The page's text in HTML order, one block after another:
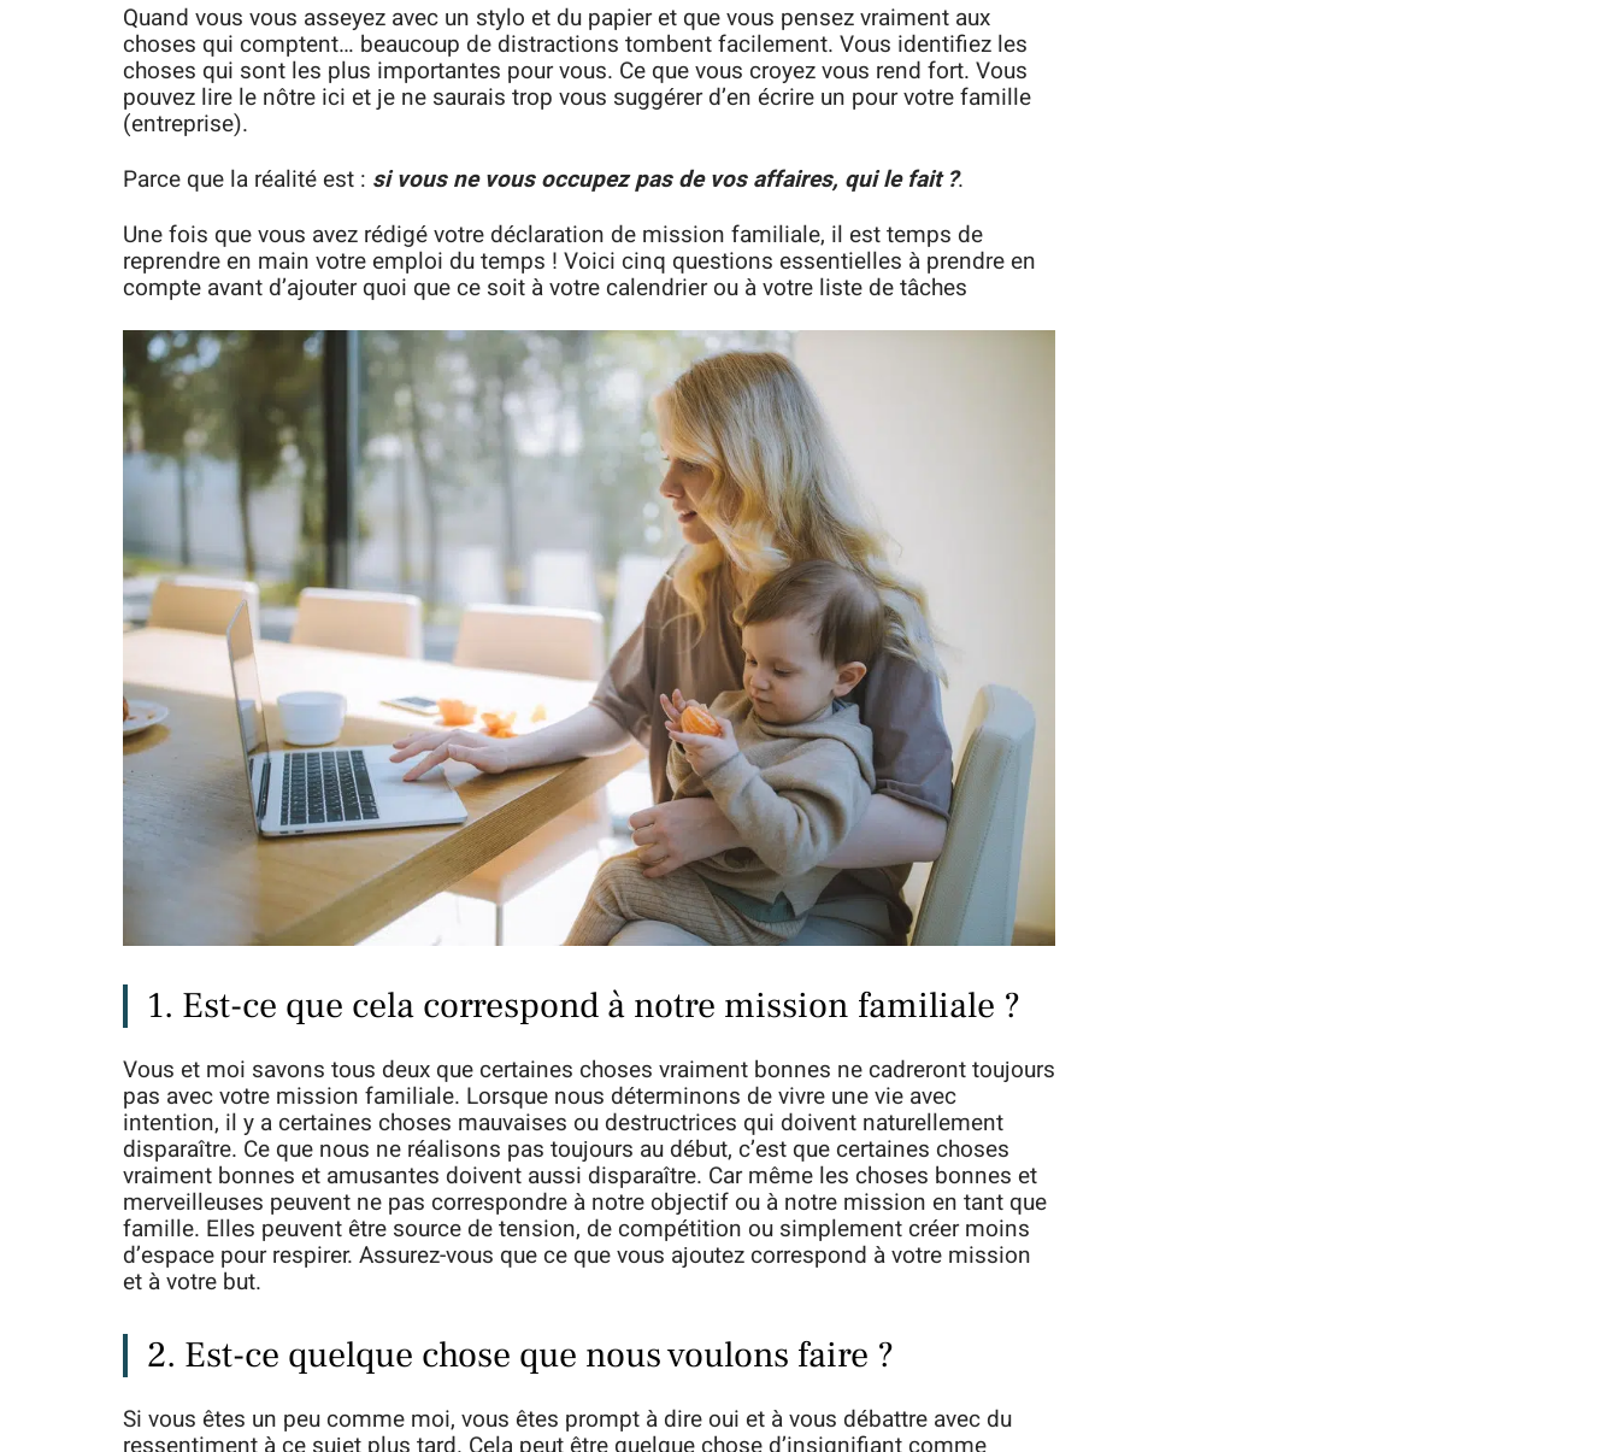
Quand vous vous asseyez avec un stylo et du papier et que vous pensez vraiment aux
choses qui comptent… beaucoup de distractions tombent facilement. Vous identifiez les
choses qui sont les plus importantes pour vous. Ce que vous croyez vous rend fort. Vous
pouvez lire le nôtre ici et je ne saurais trop vous suggérer d’en écrire un pour votre famille
(entreprise).
Parce que la réalité est : si vous ne vous occupez pas de vos affaires, qui le fait ?.
Une fois que vous avez rédigé votre déclaration de mission familiale, il est temps de
reprendre en main votre emploi du temps ! Voici cinq questions essentielles à prendre en
compte avant d’ajouter quoi que ce soit à votre calendrier ou à votre liste de tâches
1. Est-ce que cela correspond à notre mission familiale ?
Vous et moi savons tous deux que certaines choses vraiment bonnes ne cadreront toujours
pas avec votre mission familiale. Lorsque nous déterminons de vivre une vie avec
intention, il y a certaines choses mauvaises ou destructrices qui doivent naturellement
disparaître. Ce que nous ne réalisons pas toujours au début, c’est que certaines choses
vraiment bonnes et amusantes doivent aussi disparaître. Car même les choses bonnes et
merveilleuses peuvent ne pas correspondre à notre objectif ou à notre mission en tant que
famille. Elles peuvent être source de tension, de compétition ou simplement créer moins
d’espace pour respirer. Assurez-vous que ce que vous ajoutez correspond à votre mission
et à votre but.
2. Est-ce quelque chose que nous voulons faire ?
Si vous êtes un peu comme moi, vous êtes prompt à dire oui et à vous débattre avec du